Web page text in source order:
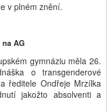
v plném znění.
AG
gymnáziu měla 26.
o transgenderové
ředitele Ondřeje Mrzílka
jakožto absolventi a